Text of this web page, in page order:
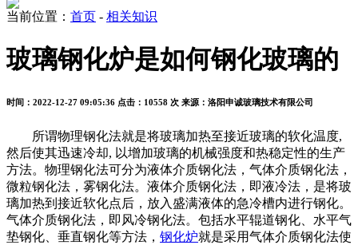
当前位置： 首页 - 相关知识
玻璃钢化炉是如何钢化玻璃的
时间：2022-12-27 09:05:36 点击：10558 次 来源：洛阳申诚玻璃技术有限公司
所谓物理钢化法就是将玻璃加热至接近玻璃的软化温度,
然后使其迅速冷却, 以增加玻璃的机械强度和热稳定性的生产
方法。物理钢化法可分为液体介质钢化法，气体介质钢化法，
微粒钢化法，雾钢化法。液体介质钢化法，即液冷法，是将玻
璃加热到接近软化点后，放入盛满液体的急冷槽内进行钢化。
气体介质钢化法，即风冷钢化法。包括水平辊道钢化、水平气
垫钢化、垂直钢化等方法， 钢化炉就是采用气体介质钢化法使